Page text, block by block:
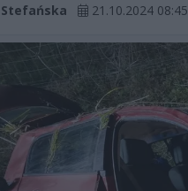
21.10.2024 08:45